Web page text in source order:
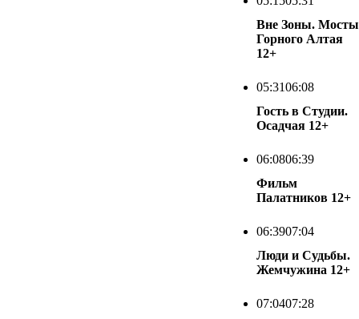
Вне Зоны. Мосты
Горного Алтая
12+
05:3106:08
Гость в Студии.
Осадчая 12+
06:0806:39
Фильм
Палатников 12+
06:3907:04
Люди и Судьбы.
Жемчужина 12+
07:0407:28